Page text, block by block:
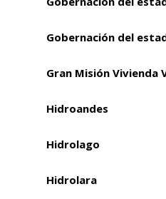
Gobernación del
Gran Misión Vivienda
Hidroandes
Hidrolago
Hidrolara